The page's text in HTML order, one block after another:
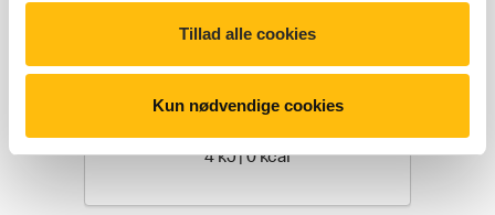
Tillad alle cookies
Kun nødvendige cookies
4 kJ | 0 kcal4 kilo joules | 0 kilo calories